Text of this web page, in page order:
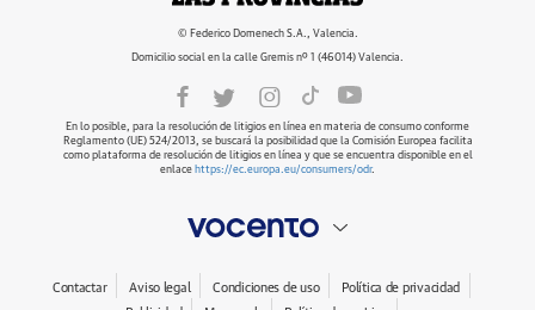
© Federico Domenech S.A., Valencia.
Domicilio social en la calle Gremis nº 1 (46014) Valencia.
En lo posible, para la resolución de litigios en línea en materia de consumo conforme
Reglamento (UE) 524/2013, se buscará la posibilidad que la Comisión Europea facilita
como plataforma de resolución de litigios en línea y que se encuentra disponible en el
enlace https://ec.europa.eu/consumers/odr.
Contactar Aviso legal Condiciones de uso
Política de privacidad